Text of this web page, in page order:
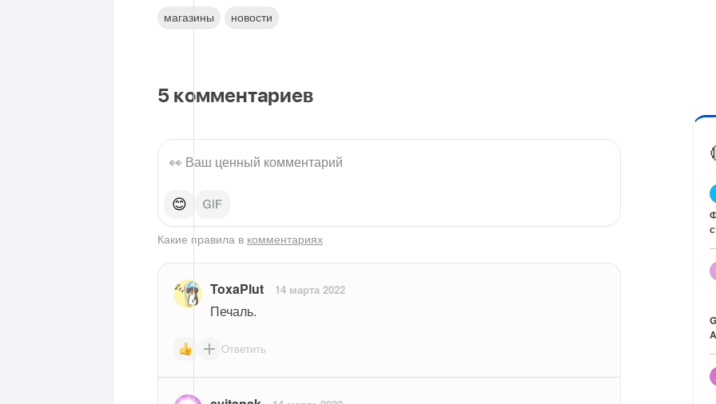
магазины новости
5 комментариев
😊
Какие правила в комментариях
ToxaPlut 14 марта 2022
Печаль.
Ответить